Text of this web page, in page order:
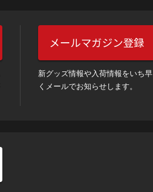
メールマガジン登録
新グッズ情報や入荷情報をいち早
くメールでお知らせします。